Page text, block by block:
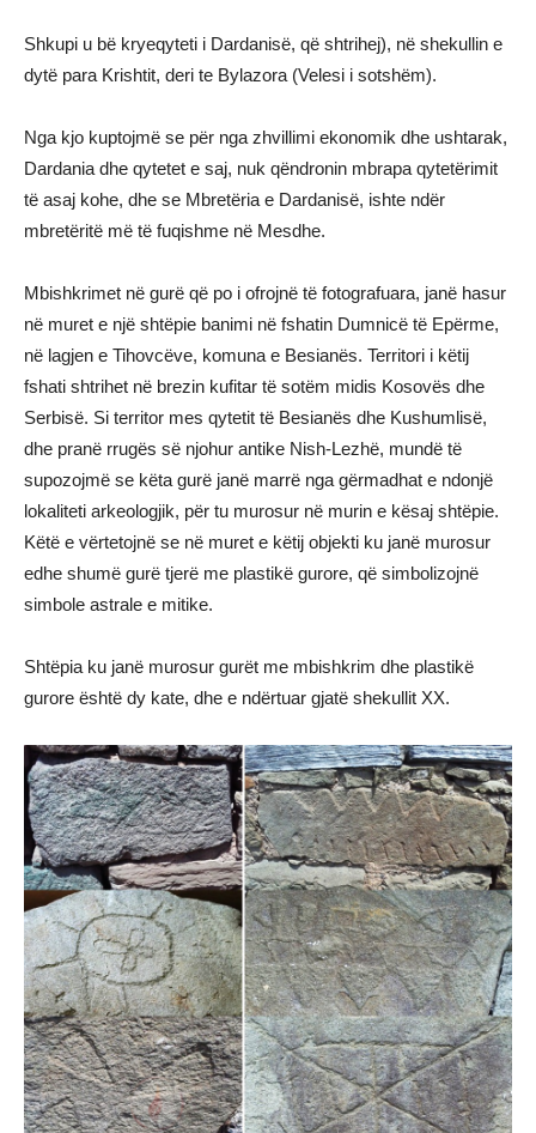
Shkupi u bë kryeqyteti i Dardanisë, që shtrihej), në shekullin e
dytë para Krishtit, deri te Bylazora (Velesi i sotshëm).
Nga kjo kuptojmë se për nga zhvillimi ekonomik dhe ushtarak,
Dardania dhe qytetet e saj, nuk qëndronin mbrapa qytetërimit
të asaj kohe, dhe se Mbretëria e Dardanisë, ishte ndër
mbretëritë më të fuqishme në Mesdhe.
Mbishkrimet në gurë që po i ofrojnë të fotografuara, janë hasur
në muret e një shtëpie banimi në fshatin Dumnicë të Epërme,
në lagjen e Tihovcëve, komuna e Besianës. Territori i këtij
fshati shtrihet në brezin kufitar të sotëm midis Kosovës dhe
Serbisë. Si territor mes qytetit të Besianës dhe Kushumlisë,
dhe pranë rrugës së njohur antike Nish-Lezhë, mundë të
supozojmë se këta gurë janë marrë nga gërmadhat e ndonjë
lokaliteti arkeologjik, për tu murosur në murin e kësaj shtëpie.
Këtë e vërtetojnë se në muret e këtij objekti ku janë murosur
edhe shumë gurë tjerë me plastikë gurore, që simbolizojnë
simbole astrale e mitike.
Shtëpia ku janë murosur gurët me mbishkrim dhe plastikë
gurore është dy kate, dhe e ndërtuar gjatë shekullit XX.